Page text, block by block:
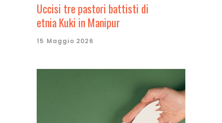
Uccisi tre pastori battisti di
etnia Kuki in Manipur
15 Maggio 2026